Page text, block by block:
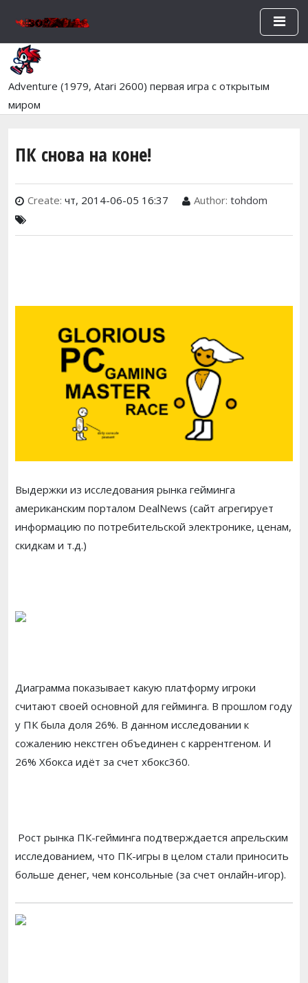
Перейти к основному
Adventure (1979, Atari 2600) первая игра с открытым
миром
ПК снова на коне!
Create: чт, 2014-06-05 16:37 Author: tohdom
Выдержки из исследования рынка гейминга
американским порталом DealNews (сайт агрегирует
информацию по потребительской электронике, ценам,
скидкам и т.д.)
Диаграмма показывает какую платформу игроки
считают своей основной для гейминга. В прошлом году
у ПК была доля 26%. В данном исследовании к
сожалению некстген объединен с каррентгеном. И
26% Хбокса идёт за счет хбокс360.
Рост рынка ПК-гейминга подтверждается апрельским
исследованием, что ПК-игры в целом стали приносить
больше денег, чем консольные (за счет онлайн-игор).